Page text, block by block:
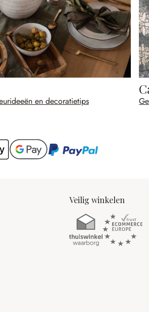
en decoratietips
Veilig winkelen